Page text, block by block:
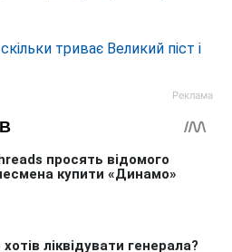
скільки триває Великий піст і